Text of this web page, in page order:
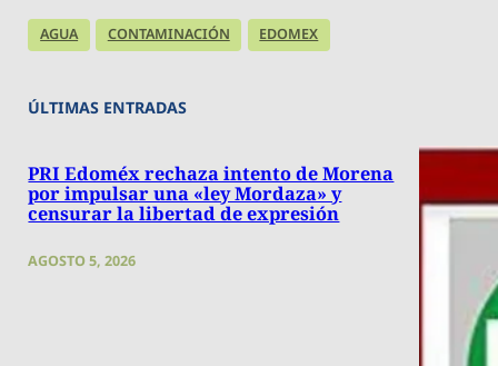
AGUA CONTAMINACIÓN EDOMEX
ÚLTIMAS ENTRADAS
PRI Edoméx rechaza intento de Morena
por impulsar una «ley Mordaza» y
censurar la libertad de expresión
AGOSTO 5, 2026